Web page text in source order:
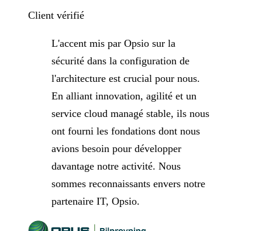
Client vérifié
L'accent mis par Opsio sur la
sécurité dans la configuration de
l'architecture est crucial pour nous.
En alliant innovation, agilité et un
service cloud managé stable, ils nous
ont fourni les fondations dont nous
avions besoin pour développer
davantage notre activité. Nous
sommes reconnaissants envers notre
partenaire IT, Opsio.